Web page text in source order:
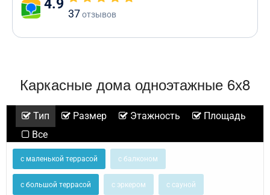
4.9
37отзывов
Каркасные дома одноэтажные 6х8
Тип Размер Этажность
Площадь
Все
с маленькой террасой с балконом
с большой террасой с эркером с сауной